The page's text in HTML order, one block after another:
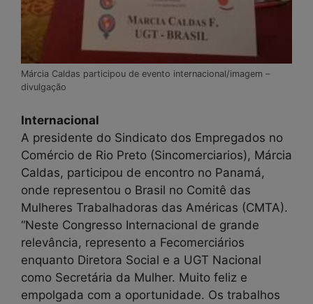
Márcia Caldas participou de evento internacional/imagem –
divulgação
Internacional
A presidente do Sindicato dos Empregados no
Comércio de Rio Preto (Sincomerciarios), Márcia
Caldas, participou de encontro no Panamá,
onde representou o Brasil no Comitê das
Mulheres Trabalhadoras das Américas (CMTA).
“Neste Congresso Internacional de grande
relevância, represento a Fecomerciários
enquanto Diretora Social e a UGT Nacional
como Secretária da Mulher. Muito feliz e
empolgada com a oportunidade. Os trabalhos